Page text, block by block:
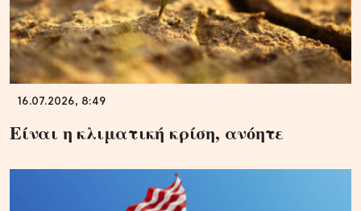
16.07.2026, 8:49
Είναι η κλιματική κρίση, ανόητε